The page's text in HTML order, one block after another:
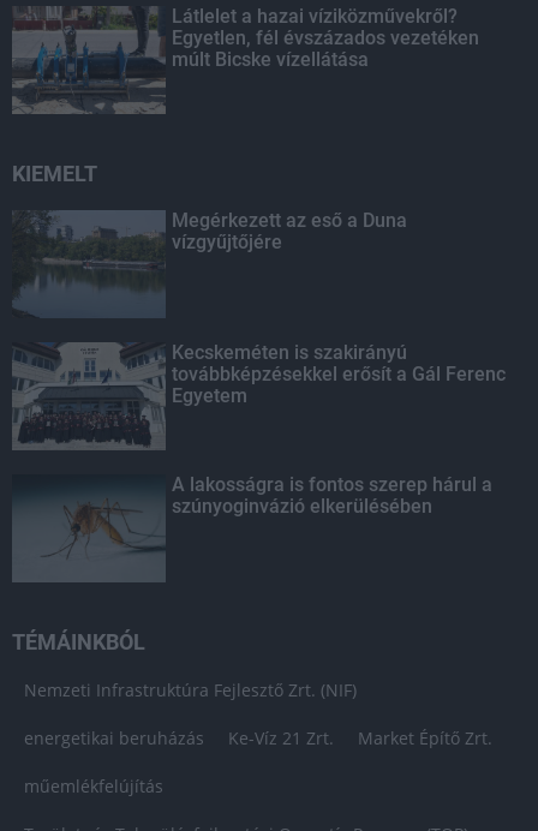
Látlelet a hazai víziközművekről?
Egyetlen, fél évszázados vezetéken
múlt Bicske vízellátása
KIEMELT
Megérkezett az eső a Duna
vízgyűjtőjére
Kecskeméten is szakirányú
továbbképzésekkel erősít a Gál Ferenc
Egyetem
A lakosságra is fontos szerep hárul a
szúnyoginvázió elkerülésében
TÉMÁINKBÓL
Nemzeti Infrastruktúra Fejlesztő Zrt. (NIF)
energetikai beruházás Ke-Víz 21 Zrt. Market Építő Zrt.
műemlékfelújítás